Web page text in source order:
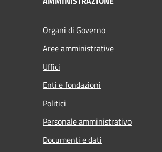
Organi di Governo
Aree amministrative
Uffici
Enti e fondazioni
Politici
Personale amministrativo
Documenti e dati